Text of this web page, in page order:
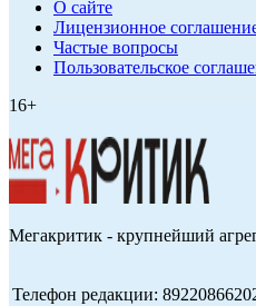
О сайте
Лицензионное
Частые вопросы
Пользовательское
16+
Мегакритик - крупнейший
Телефон редакции: